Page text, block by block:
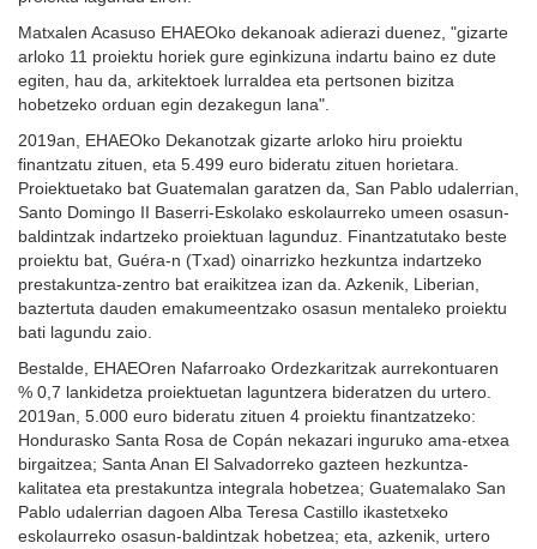
Matxalen Acasuso EHAEOko dekanoak adierazi duenez, "gizarte
arloko 11 proiektu horiek gure eginkizuna indartu baino ez dute
egiten, hau da, arkitektoek lurraldea eta pertsonen bizitza
hobetzeko orduan egin dezakegun lana".
2019an, EHAEOko Dekanotzak gizarte arloko hiru proiektu
finantzatu zituen, eta 5.499 euro bideratu zituen horietara.
Proiektuetako bat Guatemalan garatzen da, San Pablo udalerrian,
Santo Domingo II Baserri-Eskolako eskolaurreko umeen osasun-
baldintzak indartzeko proiektuan lagunduz. Finantzatutako beste
proiektu bat, Guéra-n (Txad) oinarrizko hezkuntza indartzeko
prestakuntza-zentro bat eraikitzea izan da. Azkenik, Liberian,
baztertuta dauden emakumeentzako osasun mentaleko proiektu
bati lagundu zaio.
Bestalde, EHAEOren Nafarroako Ordezkaritzak aurrekontuaren
% 0,7 lankidetza proiektuetan laguntzera bideratzen du urtero.
2019an, 5.000 euro bideratu zituen 4 proiektu finantzatzeko:
Hondurasko Santa Rosa de Copán nekazari inguruko ama-etxea
birgaitzea; Santa Anan El Salvadorreko gazteen hezkuntza-
kalitatea eta prestakuntza integrala hobetzea; Guatemalako San
Pablo udalerrian dagoen Alba Teresa Castillo ikastetxeko
eskolaurreko osasun-baldintzak hobetzea; eta, azkenik, urtero